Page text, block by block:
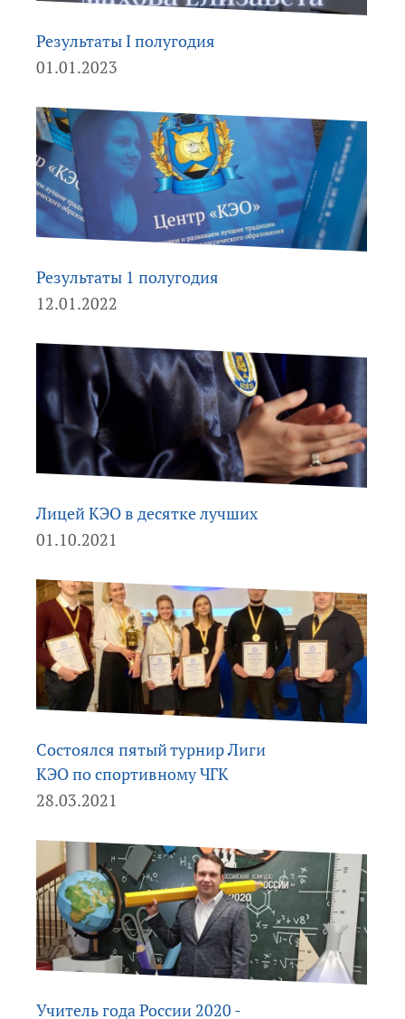
Результаты I полугодия
01.01.2023
Результаты 1 полугодия
12.01.2022
Лицей КЭО в десятке лучших
01.10.2021
Состоялся пятый турнир Лиги
КЭО по спортивному ЧГК
28.03.2021
Учитель года России 2020 -